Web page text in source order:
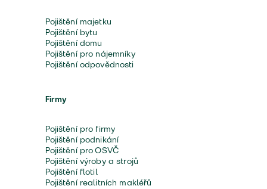
Pojištění majetku
Pojištění bytu
Pojištění domu
Pojištění pro nájemníky
Pojištění odpovědnosti
Firmy
Pojištění pro firmy
Pojištění podnikání
Pojištění pro OSVČ
Pojištění výroby a strojů
Pojištění flotil
Pojištění realitních makléřů